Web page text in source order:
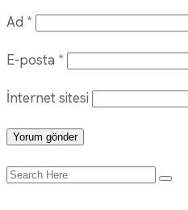
Ad *
E-posta *
İnternet sitesi
Search